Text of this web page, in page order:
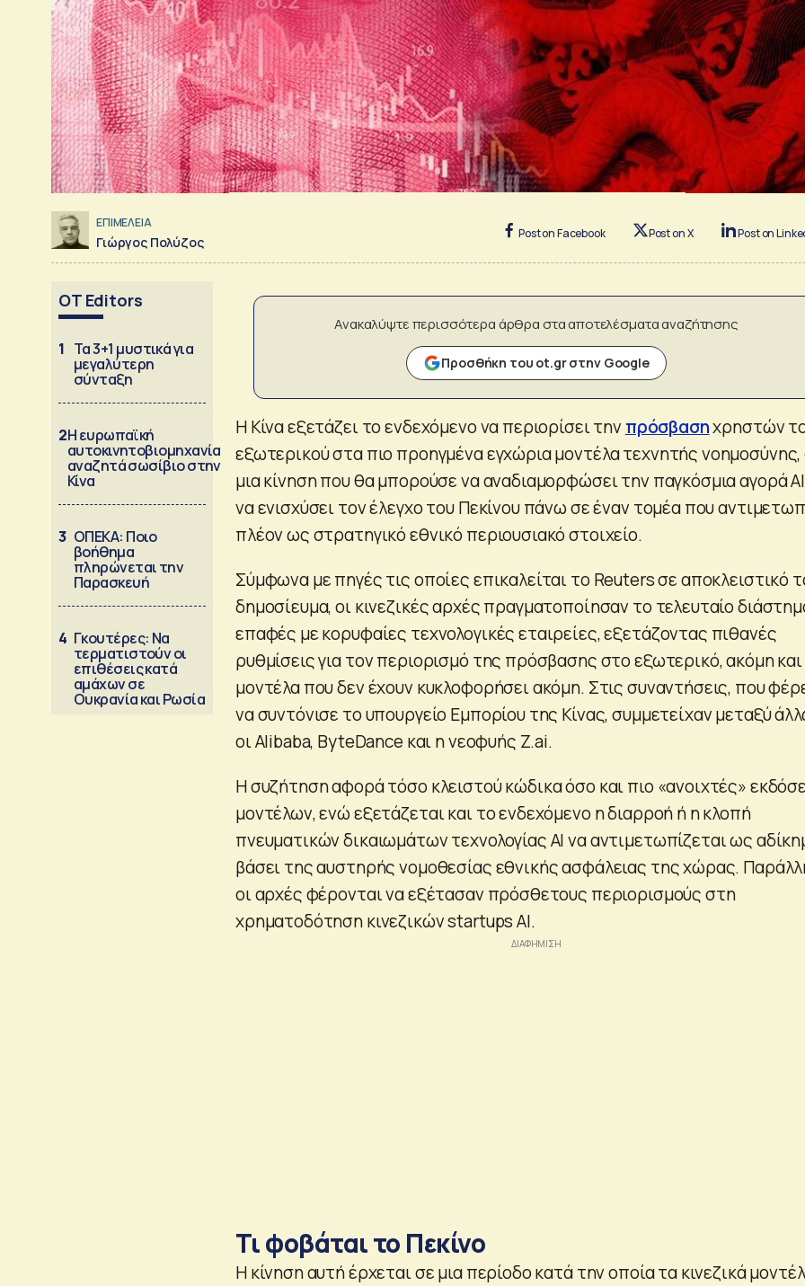
ΕΠΙΜΕΛΕΙΑ
Γιώργος Πολύζος
Post on Facebook Post on X Post on
OT Editors
1 Τα 3+1 μυστικά για
μεγαλύτερη
σύνταξη
2Η ευρωπαϊκή
αυτοκινητοβιομηχανία
αναζητά σωσίβιο στην
Κίνα
3 ΟΠΕΚΑ: Ποιο
βοήθημα
πληρώνεται την
Παρασκευή
4 Γκουτέρες: Να
τερματιστούν οι
επιθέσεις κατά
αμάχων σε
Ουκρανία και Ρωσία
Ανακαλύψτε περισσότερα άρθρα στα αποτελέσματα αναζήτησης
Προσθήκη του ot.gr στην Google
Η Κίνα εξετάζει το ενδεχόμενο να περιορίσει την πρόσβασηχρηστών
εξωτερικού στα πιο προηγμένα εγχώρια μοντέλα τεχνητής νοημοσύνης,
μια κίνηση που θα μπορούσε να αναδιαμορφώσει την παγκόσμια αγορά
να ενισχύσει τον έλεγχο του Πεκίνου πάνω σε έναν τομέα που
πλέον ως στρατηγικό εθνικό περιουσιακό στοιχείο.
Σύμφωνα με πηγές τις οποίες επικαλείται το Reuters σε αποκλειστικό
δημοσίευμα, οι κινεζικές αρχές πραγματοποίησαν το τελευταίο
επαφές με κορυφαίες τεχνολογικές εταιρείες, εξετάζοντας πιθανές
ρυθμίσεις για τον περιορισμό της πρόσβασης στο εξωτερικό, ακόμη
μοντέλα που δεν έχουν κυκλοφορήσει ακόμη. Στις συναντήσεις, που
να συντόνισε το υπουργείο Εμπορίου της Κίνας, συμμετείχαν μεταξύ
οι Alibaba, ByteDance και η νεοφυής Z.ai.
Η συζήτηση αφορά τόσο κλειστού κώδικα όσο και πιο «ανοιχτές»
μοντέλων, ενώ εξετάζεται και το ενδεχόμενο η διαρροή ή η κλοπή
πνευματικών δικαιωμάτων τεχνολογίας ΑΙ να αντιμετωπίζεται ως
βάσει της αυστηρής νομοθεσίας εθνικής ασφάλειας της χώρας.
οι αρχές φέρονται να εξέτασαν πρόσθετους περιορισμούς στη
χρηματοδότηση κινεζικών startups ΑΙ.
Τι φοβάται το Πεκίνο
Η κίνηση αυτή έρχεται σε μια περίοδο κατά την οποία τα κινεζικά